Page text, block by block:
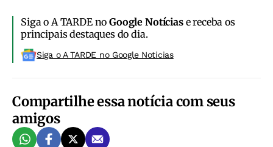
Siga o A TARDE noGoogle Notíciase receba os
principais destaques do dia.
Siga o A TARDE no Google Noticias
Compartilhe essa notícia com seus
amigos